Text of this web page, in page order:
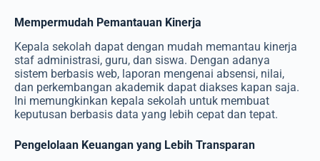
Mempermudah Pemantauan Kinerja
Kepala sekolah dapat dengan mudah memantau kinerja
staf administrasi, guru, dan siswa. Dengan adanya
sistem berbasis web, laporan mengenai absensi, nilai,
dan perkembangan akademik dapat diakses kapan saja.
Ini memungkinkan kepala sekolah untuk membuat
keputusan berbasis data yang lebih cepat dan tepat.
Pengelolaan Keuangan yang Lebih Transparan